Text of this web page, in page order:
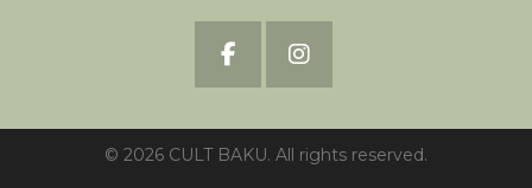
© 2026 CULT BAKU. All rights reserved.